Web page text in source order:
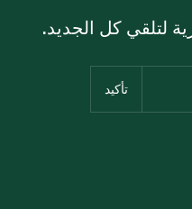
لتلقي كل الجديد.